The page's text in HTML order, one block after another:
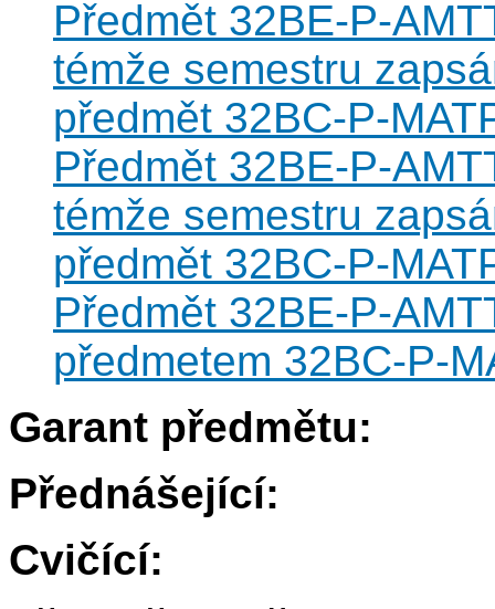
Předmět 32BE-P-
témže semestru
předmět 32BC-P-
Předmět 32BE-P-
témže semestru
předmět 32BC-P-
Předmět 32BE-P-
předmetem 32BC-P-
Garant předmětu:
Přednášející:
Cvičící: